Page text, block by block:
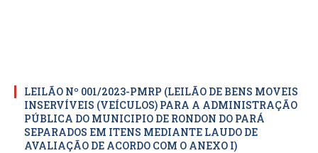
LEILÃO Nº 001/2023-PMRP (LEILÃO DE BENS MOVEIS
INSERVÍVEIS (VEÍCULOS) PARA A ADMINISTRAÇÃO
PÚBLICA DO MUNICIPIO DE RONDON DO PARÁ
SEPARADOS EM ITENS MEDIANTE LAUDO DE
AVALIAÇÃO DE ACORDO COM O ANEXO I)